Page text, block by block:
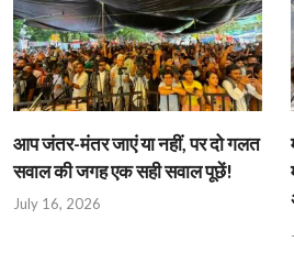
आप जंतर-मंतर जाएं या नहीं, पर दो गलत
सवाल की जगह एक सही सवाल पूछें!
July 16, 2026